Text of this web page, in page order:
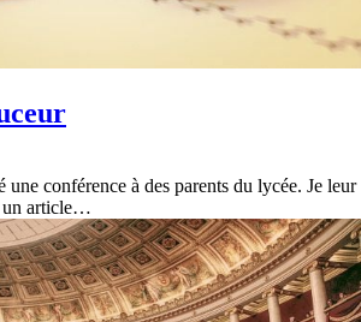
conférence à des parents du lycée. Je leur
un article…